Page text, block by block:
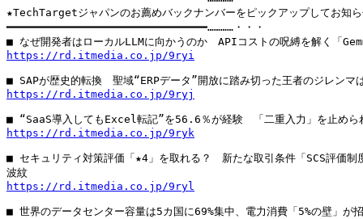
★TechTargetジャパンのお薦めバックナンバーをピックアップしてお知
━━━━━━━━━━━━━━━━━━━━━━━━━━━━━━━…………・・・
https://rd.itmedia.co.jp/9ryi
https://rd.itmedia.co.jp/9ryj
https://rd.itmedia.co.jp/9ryk
■ セキュリティ対策評価「★4」を取れる？　新たな取引条件「SCS評価制
https://rd.itmedia.co.jp/9ryl
■ 世界のデータセンター容量は5カ国に69%集中、電力消費「5%の壁」が